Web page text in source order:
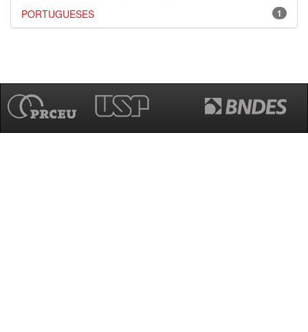
1
PORTUGUESES